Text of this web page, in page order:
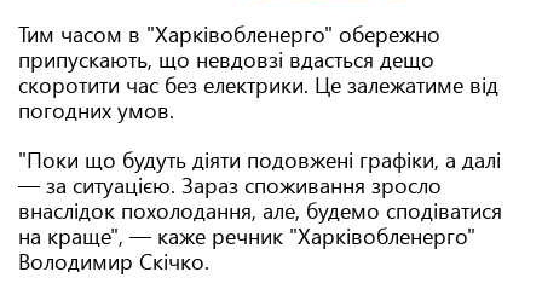
Тим часом в "Харківобленерго" обережно
припускають, що невдовзі вдасться дещо
скоротити час без електрики. Це залежатиме від
погодних умов.
"Поки що будуть діяти подовжені графіки, а далі
— за ситуацією. Зараз споживання зросло
внаслідок похолодання, але, будемо сподіватися
на краще", — каже речник "Харківобленерго"
Володимир Скічко.